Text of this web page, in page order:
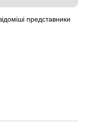
представники